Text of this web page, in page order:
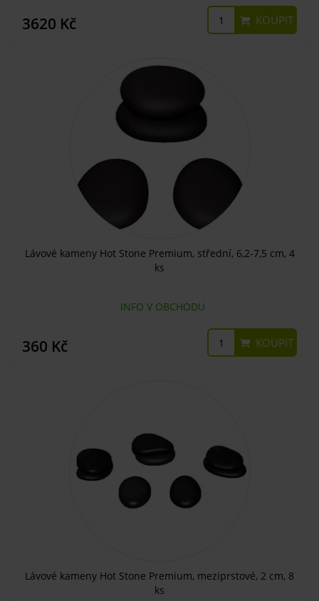
3620 Kč KOUPIT
Lávové kameny Hot Stone Premium, střední, 6,2-7,5 cm, 4
ks
INFO V OBCHODU
360 Kč KOUPIT
Lávové kameny Hot Stone Premium, meziprstové, 2 cm, 8
ks